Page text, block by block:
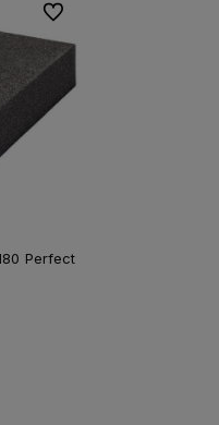
Perfect
Do ulubionych